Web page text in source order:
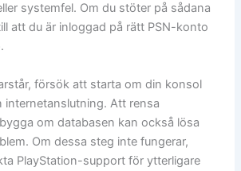
systemfel. Om du stöter på sådana
att du är inloggad på rätt PSN-konto
försök att starta om din konsol
internetanslutning. Att rensa
om databasen kan också lösa
Om dessa steg inte fungerar,
PlayStation-support för ytterligare